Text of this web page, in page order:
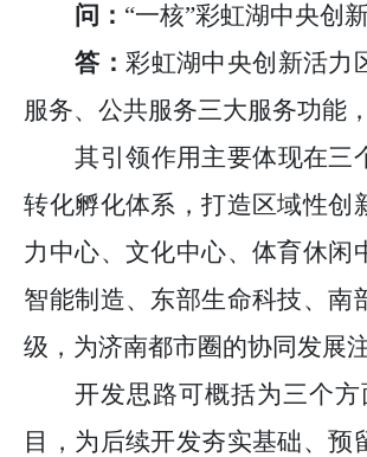
问： “一核”彩虹湖中央创
答：彩虹湖中央创新活力
服务、公共服务三大服务功能
其引领作用主要体现在三
转化孵化体系，打造区域性创
力中心、文化中心、体育休闲
智能制造、东部生命科技、南
级，为济南都市圈的协同发展
开发思路可概括为三个方
目，为后续开发夯实基础、预